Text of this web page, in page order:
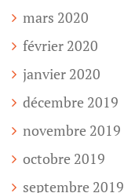
mars 2020
février 2020
janvier 2020
décembre 2019
novembre 2019
octobre 2019
septembre 2019